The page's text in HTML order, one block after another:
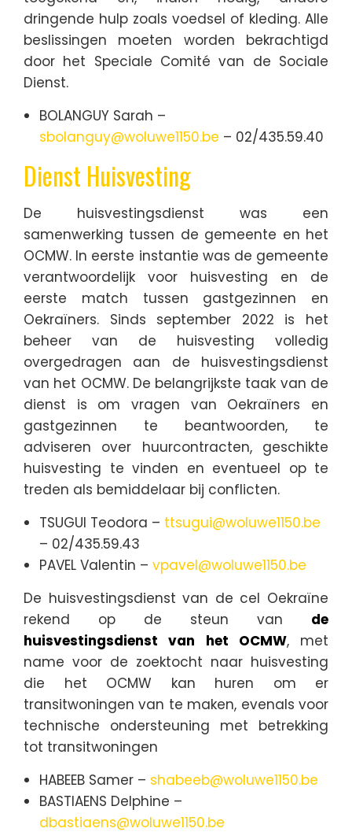
dringende hulp zoals voedsel of kleding. Alle
beslissingen moeten worden bekrachtigd
door het Speciale Comité van de Sociale
Dienst.
BOLANGUY Sarah –
sbolanguy@woluwe1150.be – 02/435.59.40
Dienst Huisvesting
De huisvestingsdienst was een
samenwerking tussen de gemeente en het
OCMW. In eerste instantie was de gemeente
verantwoordelijk voor huisvesting en de
eerste match tussen gastgezinnen en
Oekraïners. Sinds september 2022 is het
beheer van de huisvesting volledig
overgedragen aan de huisvestingsdienst
van het OCMW. De belangrijkste taak van de
dienst is om vragen van Oekraïners en
gastgezinnen te beantwoorden, te
adviseren over huurcontracten, geschikte
huisvesting te vinden en eventueel op te
treden als bemiddelaar bij conflicten.
TSUGUI Teodora – ttsugui@woluwe1150.be
– 02/435.59.43
PAVEL Valentin – vpavel@woluwe1150.be
De huisvestingsdienst van de cel Oekraïne
rekend op de steun van de
huisvestingsdienst van het OCMW, met
name voor de zoektocht naar huisvesting
die het OCMW kan huren om er
transitwoningen van te maken, evenals voor
technische ondersteuning met betrekking
tot transitwoningen
HABEEB Samer – shabeeb@woluwe1150.be
BASTIAENS Delphine –
dbastiaens@woluwe1150.be